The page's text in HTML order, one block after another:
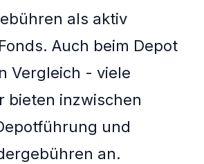
als aktiv
Auch beim Depot
Vergleich - viele
bieten inzwischen
und
an.